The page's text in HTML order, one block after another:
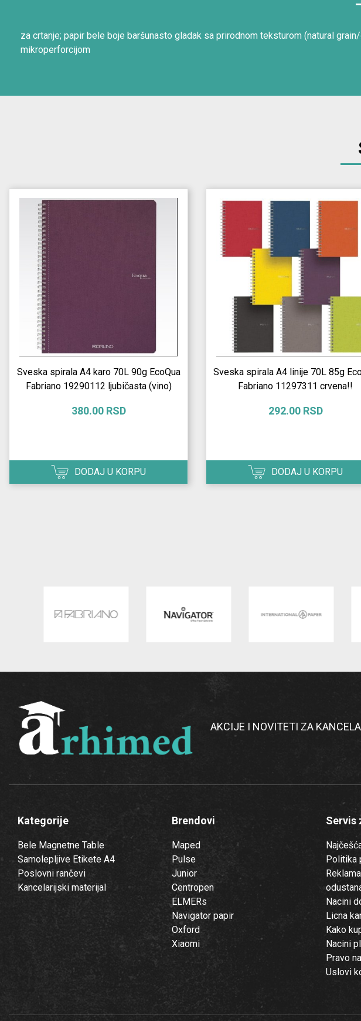
za crtanje; papir bele boje baršunasto gladak sa prirodnom teksturom (natural
mikroperforcijom
Sveska spirala A4 karo 70L 90g EcoQua
Fabriano 19290112 ljubičasta (vino)
380.00 RSD
DODAJ U KORPU
Sveska spirala A4 linije 70L 85g
Fabriano 11297311 crvena!!
292.00 RSD
DODAJ U KORPU
AKCIJE I NOVITETI ZA
Kategorije
Bele Magnetne Table
Samolepljive Etikete A4
Poslovni rančevi
Kancelarijski materijal
Brendovi
Maped
Pulse
Junior
Centropen
ELMERs
Navigator papir
Oxford
Xiaomi
Servis
Politika
Nacini
Licna
Kako
Nacini
Pravo
Uslovi